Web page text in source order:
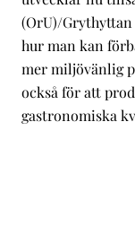
(OrU)/
hur man kan
mer miljövänlig
också för att
gastronomiska